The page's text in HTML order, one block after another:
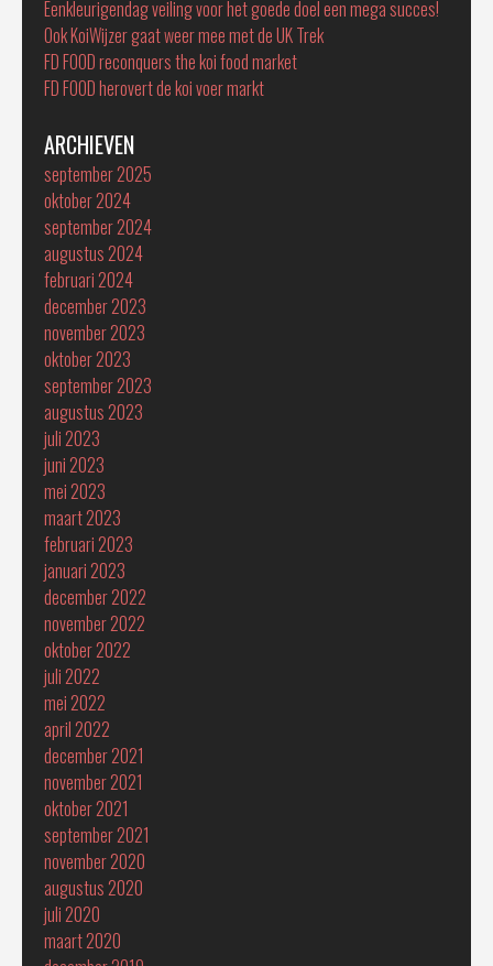
Eenkleurigendag veiling voor het goede doel een mega succes!
Ook KoiWijzer gaat weer mee met de UK Trek
FD FOOD reconquers the koi food market
FD FOOD herovert de koi voer markt
ARCHIEVEN
september 2025
oktober 2024
september 2024
augustus 2024
februari 2024
december 2023
november 2023
oktober 2023
september 2023
augustus 2023
juli 2023
juni 2023
mei 2023
maart 2023
februari 2023
januari 2023
december 2022
november 2022
oktober 2022
juli 2022
mei 2022
april 2022
december 2021
november 2021
oktober 2021
september 2021
november 2020
augustus 2020
juli 2020
maart 2020